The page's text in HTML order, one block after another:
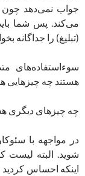
جواب نمی‌دهد
می‌کند. پس شما
(تبلیغ) را جداگانه
سوءاستفاده‌های
هستند چه چیزهایی
چه چیزهای دیگری
در مواجهه با
شوید. البته لیست
اینکه احساس کردید